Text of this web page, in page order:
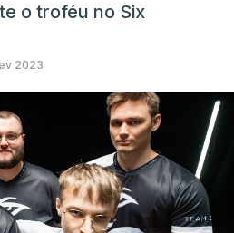
o troféu no Six
2023